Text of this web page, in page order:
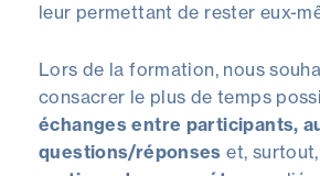
leur permettant de rester eux-
Lors de la formation, nous
consacrer le plus de temps
échanges entre participants,
questions/réponseset, surtout,